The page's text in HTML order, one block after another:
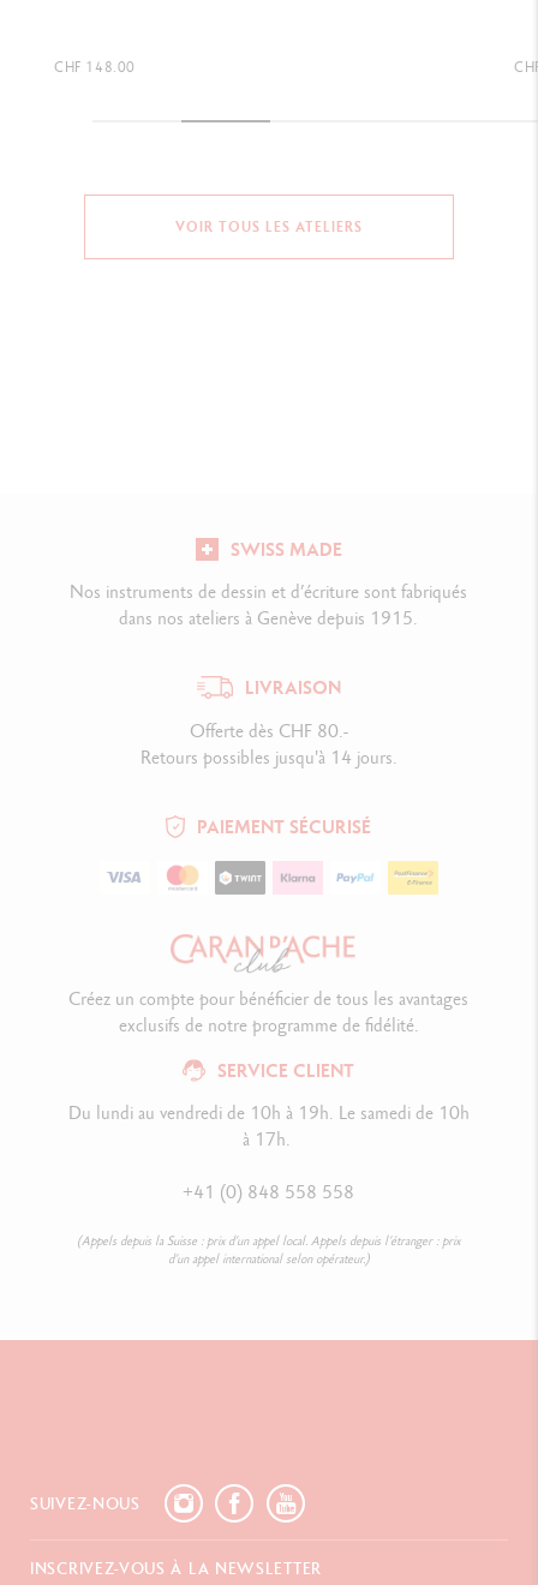
CHF 24.00
VOIR TOUS LES ATELIERS
SWISS MADE
Nos instruments de dessin et d’écriture sont fabriqués
dans nos ateliers à Genève depuis 1915.
LIVRAISON
Offerte dès CHF 80.-
Retours possibles jusqu'à 14 jours.
PAIEMENT SÉCURISÉ
SERVICE CLIENT
Du lundi au vendredi de 10h à 19h. Le samedi de 10h
à 17h.
+41 (0) 848 558 558
(Appels depuis la Suisse : prix d’un appel local. Appels depuis l’étranger : prix
d’un appel international selon opérateur.)
Créez un compte pour bénéficier de tous les avantages
exclusifs de notre programme de fidélité.
SUIVEZ-NOUS
INSCRIVEZ-VOUS À LA NEWSLETTER